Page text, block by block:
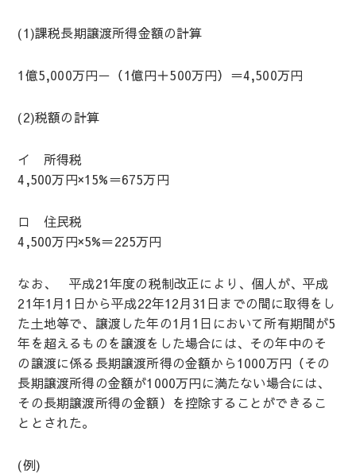
(1)課税長期譲渡所得金額の計算
1億5,000万円－（1億円＋500万円）＝4,500万円
(2)税額の計算
イ 所得税
4,500万円×15%＝675万円
ロ 住民税
4,500万円×5%＝225万円
なお、 平成21年度の税制改正により、個人が、平成
21年1月1日から平成22年12月31日までの間に取得をし
た土地等で、譲渡した年の1月1日において所有期間が5
年を超えるものを譲渡をした場合には、その年中のそ
の譲渡に係る長期譲渡所得の金額から1000万円（その
長期譲渡所得の金額が1000万円に満たない場合には、
その長期譲渡所得の金額）を控除することができるこ
ととされた。
(例)